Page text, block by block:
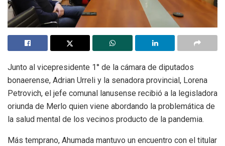
Junto al vicepresidente 1° de la cámara de diputados
bonaerense, Adrian Urreli y la senadora provincial, Lorena
Petrovich, el jefe comunal lanusense recibió a la legisladora
oriunda de Merlo quien viene abordando la problemática de
la salud mental de los vecinos producto de la pandemia.
Más temprano, Ahumada mantuvo un encuentro con el titular